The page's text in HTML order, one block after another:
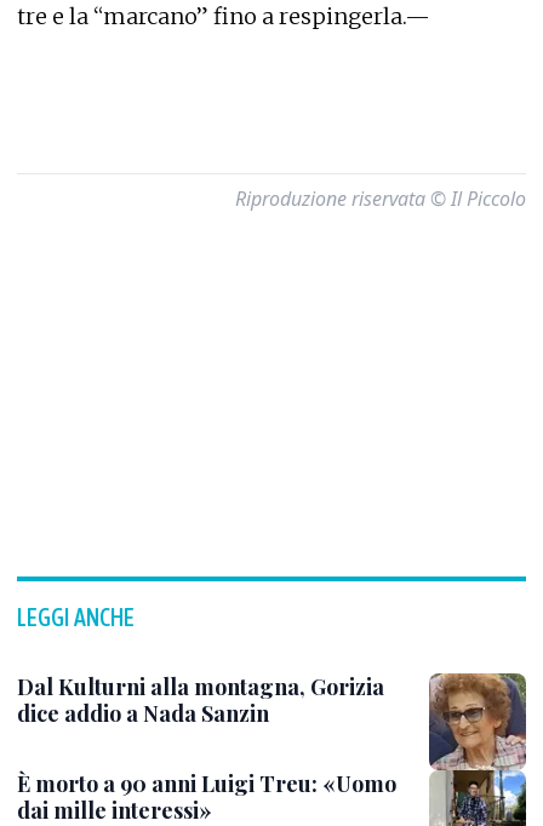
tre e la “marcano” fino a respingerla.—
Riproduzione riservata © Il Piccolo
LEGGI ANCHE
Dal Kulturni alla montagna, Gorizia
dice addio a Nada Sanzin
È morto a 90 anni Luigi Treu: «Uomo
dai mille interessi»